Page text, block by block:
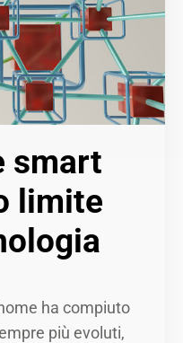
smart
limite
ha compiuto
più evoluti,